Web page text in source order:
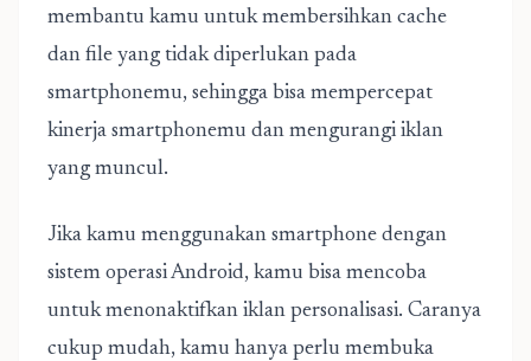
membantu kamu untuk membersihkan cache
dan file yang tidak diperlukan pada
smartphonemu, sehingga bisa mempercepat
kinerja smartphonemu dan mengurangi iklan
yang muncul.
Jika kamu menggunakan smartphone dengan
sistem operasi Android, kamu bisa mencoba
untuk menonaktifkan iklan personalisasi. Caranya
cukup mudah, kamu hanya perlu membuka